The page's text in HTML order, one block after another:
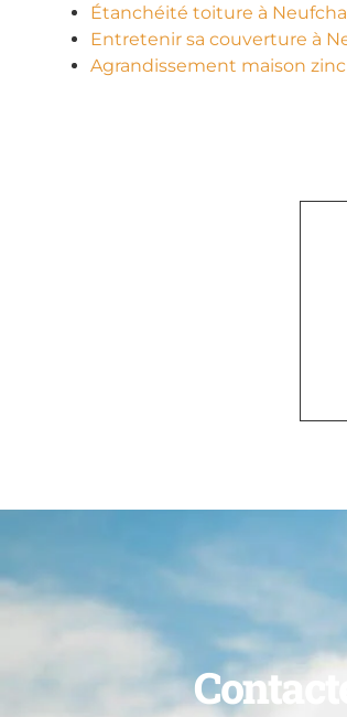
Étanchéité toiture à
Entretenir sa couverture à
Agrandissement maison